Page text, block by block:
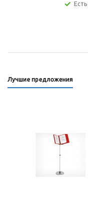
Лучшие предложения